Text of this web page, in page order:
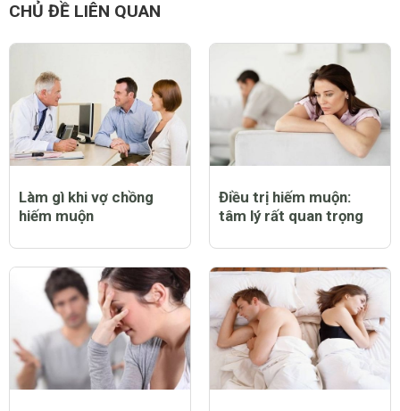
CHỦ ĐỀ LIÊN QUAN
Làm gì khi vợ chồng
hiếm muộn
Điều trị hiếm muộn:
tâm lý rất quan trọng